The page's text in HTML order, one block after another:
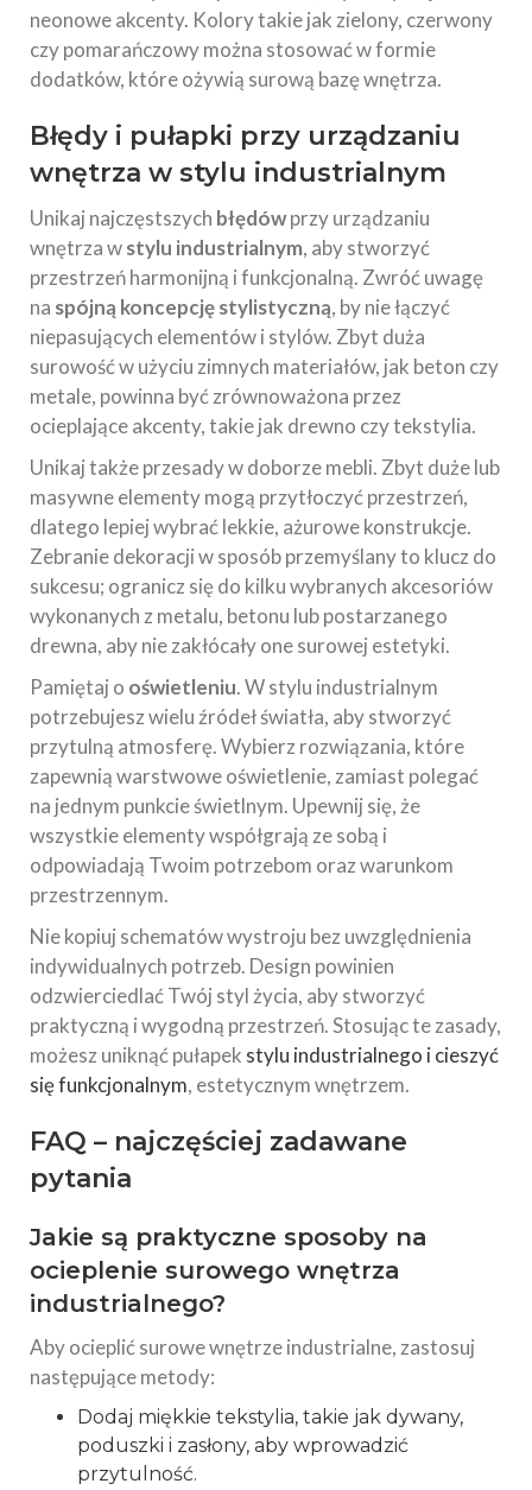
neonowe akcenty. Kolory takie jak zielony, czerwony
czy pomarańczowy można stosować w formie
dodatków, które ożywią surową bazę wnętrza.
Błędy i pułapki przy urządzaniu
wnętrza w stylu industrialnym
Unikaj najczęstszych błędówprzy urządzaniu
wnętrza wstylu industrialnym, aby stworzyć
przestrzeń harmonijną i funkcjonalną. Zwróć uwagę
na spójną koncepcję stylistyczną, by nie łączyć
niepasujących elementów i stylów. Zbyt duża
surowość w użyciu zimnych materiałów, jak beton czy
metale, powinna być zrównoważona przez
ocieplające akcenty, takie jak drewno czy tekstylia.
Unikaj także przesady w doborze mebli. Zbyt duże lub
masywne elementy mogą przytłoczyć przestrzeń,
dlatego lepiej wybrać lekkie, ażurowe konstrukcje.
Zebranie dekoracji w sposób przemyślany to klucz do
sukcesu; ogranicz się do kilku wybranych akcesoriów
wykonanych z metalu, betonu lub postarzanego
drewna, aby nie zakłócały one surowej estetyki.
Pamiętaj o oświetleniu. W stylu industrialnym
potrzebujesz wielu źródeł światła, aby stworzyć
przytulną atmosferę. Wybierz rozwiązania, które
zapewnią warstwowe oświetlenie, zamiast polegać
na jednym punkcie świetlnym. Upewnij się, że
wszystkie elementy współgrają ze sobą i
odpowiadają Twoim potrzebom oraz warunkom
przestrzennym.
Nie kopiuj schematów wystroju bez uwzględnienia
indywidualnych potrzeb. Design powinien
odzwierciedlać Twój styl życia, aby stworzyć
praktyczną i wygodną przestrzeń. Stosując te zasady,
możesz uniknąć pułapek stylu industrialnego i cieszyć
się funkcjonalnym, estetycznym wnętrzem.
FAQ – najczęściej zadawane
pytania
Jakie są praktyczne sposoby na
ocieplenie surowego wnętrza
industrialnego?
Aby ocieplić surowe wnętrze industrialne, zastosuj
następujące metody:
Dodaj miękkie tekstylia, takie jak dywany,
poduszki i zasłony, aby wprowadzić
przytulność.